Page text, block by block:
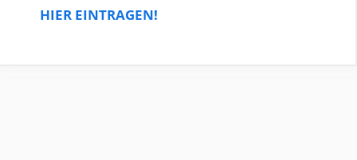
HIER EINTRAGEN!